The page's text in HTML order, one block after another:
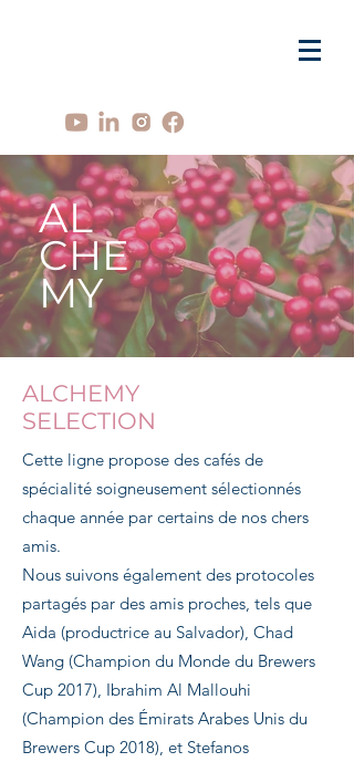
AL
CHE
MY
ALCHEMY
SELECTION
Cette ligne propose des cafés de
spécialité soigneusement sélectionnés
chaque année par certains de nos chers
amis.
Nous suivons également des protocoles
partagés par des amis proches, tels que
Aida (productrice au Salvador), Chad
Wang (Champion du Monde du Brewers
Cup 2017), Ibrahim Al Mallouhi
(Champion des Émirats Arabes Unis du
Brewers Cup 2018), et Stefanos